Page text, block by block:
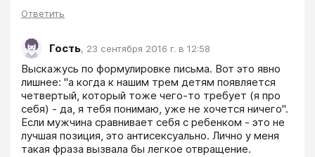
Ответить
Гость, 23 сентября 2016 г. в 12:58
Выскажусь по формулировке письма. Вот это явно
лишнее: "а когда к нашим трем детям появляется
четвертый, который тоже чего-то требует (я про
себя) - да, я тебя понимаю, уже не хочется ничего".
Если мужчина сравнивает себя с ребенком - это не
лучшая позиция, это антисексуально. Лично у меня
такая фраза вызвала бы легкое отвращение.